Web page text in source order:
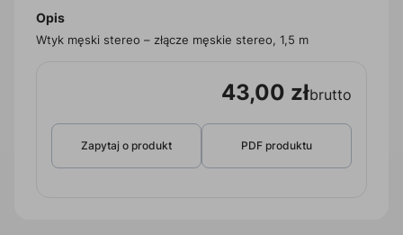
Opis
Wtyk męski stereo – złącze męskie stereo, 1,5 m
43,00 złbrutto
Zapytaj o produkt PDF produktu